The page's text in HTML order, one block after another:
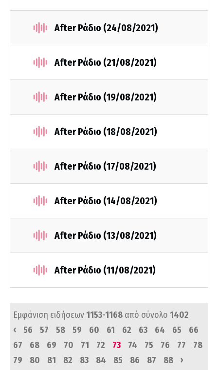
After Ράδιο (24/08/2021)
After Ράδιο (21/08/2021)
After Ράδιο (19/08/2021)
After Ράδιο (18/08/2021)
After Ράδιο (17/08/2021)
After Ράδιο (14/08/2021)
After Ράδιο (13/08/2021)
After Ράδιο (11/08/2021)
Εμφάνιση ειδήσεων1153-1168 από σύνολο 1402
‹
56 57 58 59 60 61 62 63 64 65
66
67
68 69 70 71 72 73 74 75 76 77
78
79
80 81 82 83 84 85 86 87 88 ›